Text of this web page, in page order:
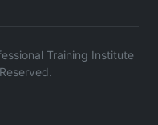
Training Institute